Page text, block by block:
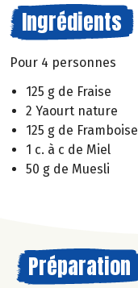
Ingrédients
Pour 4 personnes
125 g de Fraise
2 Yaourt nature
125 g de Framboise
1 c. à c de Miel
50 g de Muesli
Préparation